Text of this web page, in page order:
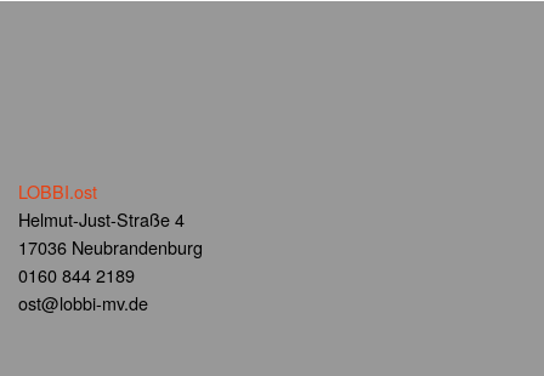
LOBBI.ost
Helmut-Just-Straße 4
17036 Neubrandenburg
0160 844 2189
ost@lobbi-mv.de